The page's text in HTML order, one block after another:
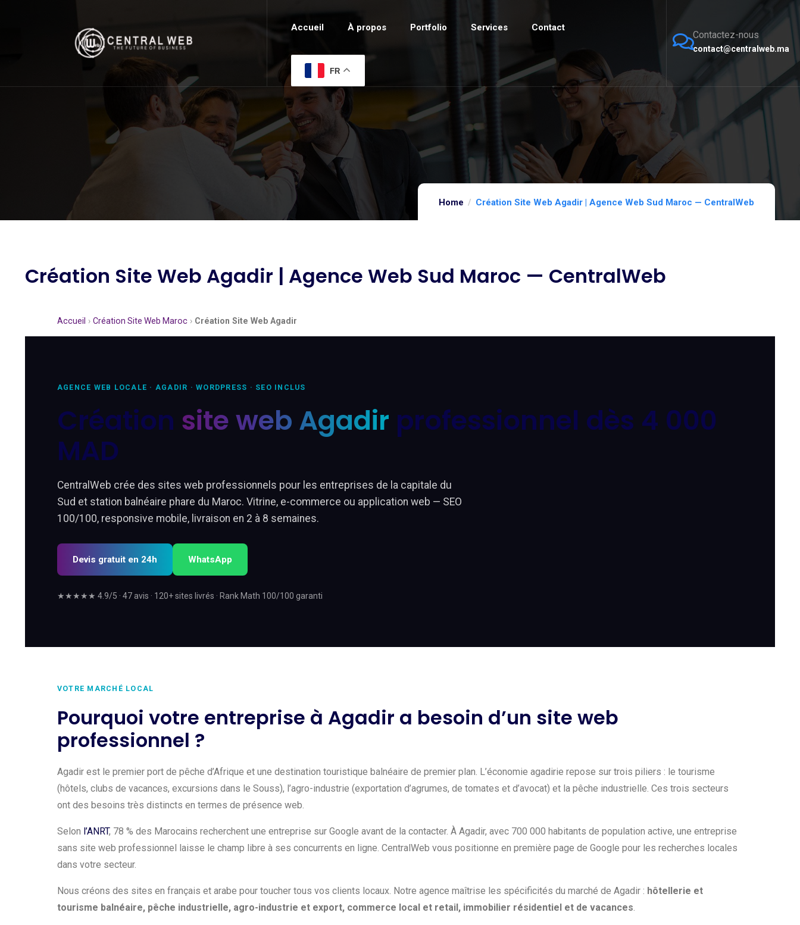
Accueil À propos Portfolio Services Contact
FR
Contactez-nous
contact@centralweb.ma
Home Création Site Web Agadir | Agence Web Sud Maroc — CentralWeb
Création Site Web Agadir | Agence Web Sud Maroc — CentralWeb
Accueil › Création Site Web Maroc › Création Site Web Agadir
AGENCE WEB LOCALE · AGADIR · WORDPRESS · SEO INCLUS
Création site web Agadir professionnel dès 4 000
MAD
CentralWeb crée des sites web professionnels pour les entreprises de la capitale du
Sud et station balnéaire phare du Maroc. Vitrine, e-commerce ou application web — SEO
100/100, responsive mobile, livraison en 2 à 8 semaines.
Devis gratuit en 24h WhatsApp
★★★★★ 4.9/5 · 47 avis · 120+ sites livrés · Rank Math 100/100 garanti
VOTRE MARCHÉ LOCAL
Pourquoi votre entreprise à Agadir a besoin d’un site web
professionnel ?
Agadir est le premier port de pêche d’Afrique et une destination touristique balnéaire de premier plan. L’économie agadirie repose sur trois piliers : le tourisme
(hôtels, clubs de vacances, excursions dans le Souss), l’agro-industrie (exportation d’agrumes, de tomates et d’avocat) et la pêche industrielle. Ces trois secteurs
ont des besoins très distincts en termes de présence web.
Selon l’ANRT, 78 % des Marocains recherchent une entreprise sur Google avant de la contacter. À Agadir, avec 700 000 habitants de population active, une entreprise
sans site web professionnel laisse le champ libre à ses concurrents en ligne. CentralWeb vous positionne en première page de Google pour les recherches locales
dans votre secteur.
Nous créons des sites en français et arabe pour toucher tous vos clients locaux. Notre agence maîtrise les spécificités du marché de Agadir : hôtellerie et
tourisme balnéaire, pêche industrielle, agro-industrie et export, commerce local et retail, immobilier résidentiel et de vacances.